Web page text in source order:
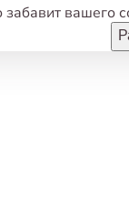
забавит вашего
только